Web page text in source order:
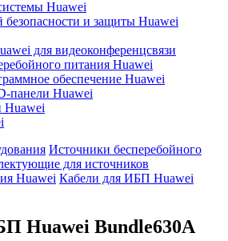
Huawei
безопасности и защиты Huawei
для видеоконференцсвязи
питания Huawei
обеспечение Huawei
панели Huawei
Huawei
Источники бесперебойного
для источников
Huawei Кабели для ИБП Huawei
Huawei Bundle630A